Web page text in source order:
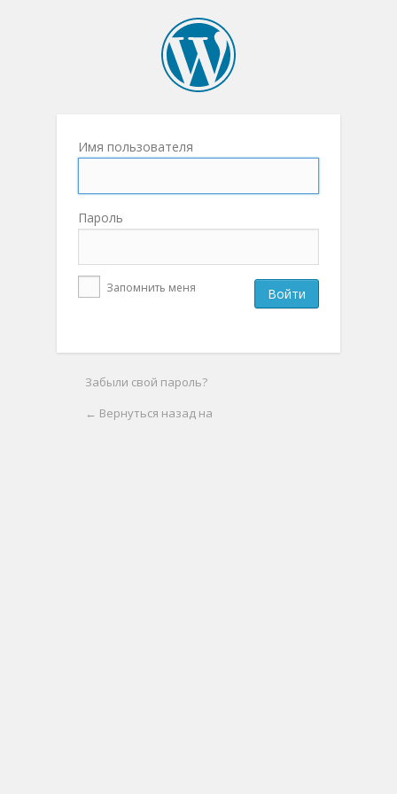
Имя пользователя
Пароль
Запомнить меня
Забыли свой пароль?
← Вернуться назад на